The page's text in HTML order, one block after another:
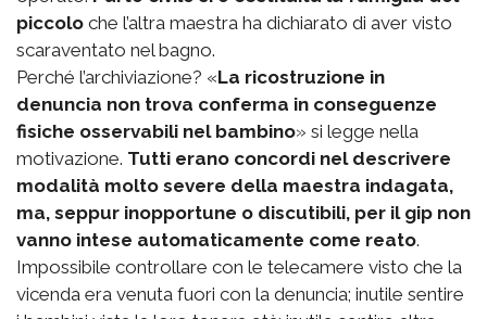
piccolo che l’altra maestra ha dichiarato di aver visto
scaraventato nel bagno.
Perché l’archiviazione? «La ricostruzione in
denuncia non trova conferma in conseguenze
fisiche osservabili nel bambino» si legge nella
motivazione. Tutti erano concordi nel descrivere
modalità molto severe della maestra indagata,
ma, seppur inopportune o discutibili, per il gip non
vanno intese automaticamente come reato.
Impossibile controllare con le telecamere visto che la
vicenda era venuta fuori con la denuncia; inutile sentire